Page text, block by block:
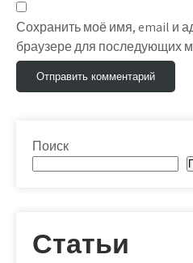
Сохранить моё имя, email и
браузере для последующих
Поиск
Статьи